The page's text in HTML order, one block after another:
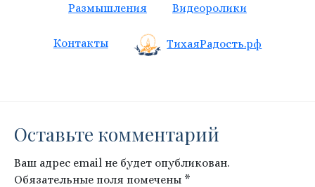
Размышления
Видеоролики
Контакты ТихаяРадость.рф
Оставьте комментарий
Ваш адрес email не будет опубликован.
Обязательные поля помечены *